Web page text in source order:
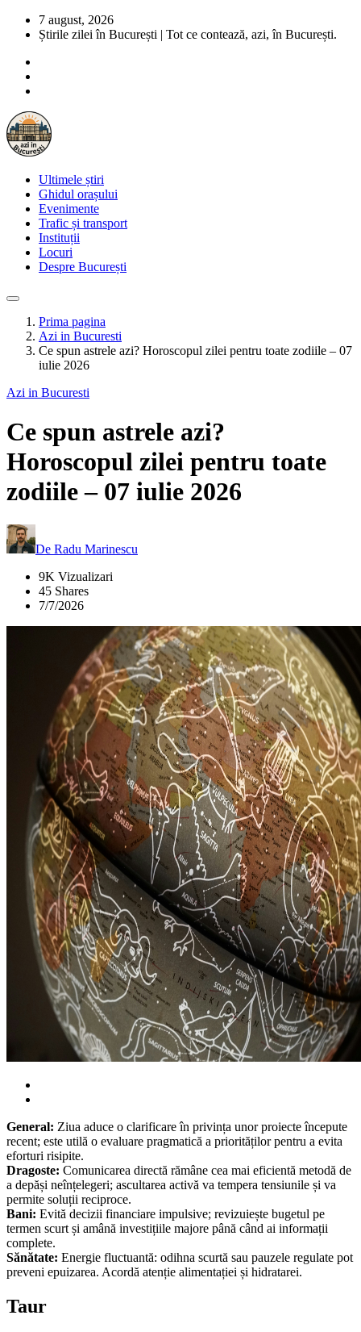
7 august, 2026
Știrile zilei în București | Tot ce contează, azi, în București.
Ultimele știri
Ghidul orașului
Evenimente
Trafic și transport
Instituții
Locuri
Despre București
Prima pagina
Azi in Bucuresti
Ce spun astrele azi? Horoscopul zilei pentru toate zodiile – 07
iulie 2026
Azi in Bucuresti
Ce spun astrele azi?
Horoscopul zilei pentru toate
zodiile – 07 iulie 2026
De Radu Marinescu
9K Vizualizari
45 Shares
7/7/2026
General: Ziua aduce o clarificare în privința unor proiecte începute
recent; este utilă o evaluare pragmatică a priorităților pentru a evita
eforturi risipite.
Dragoste: Comunicarea directă rămâne cea mai eficientă metodă de
a depăși neînțelegeri; ascultarea activă va tempera tensiunile și va
permite soluții reciproce.
Bani: Evită decizii financiare impulsive; revizuiește bugetul pe
termen scurt și amână investițiile majore până când ai informații
complete.
Sănătate: Energie fluctuantă: odihna scurtă sau pauzele regulate pot
preveni epuizarea. Acordă atenție alimentației și hidratarei.
Taur